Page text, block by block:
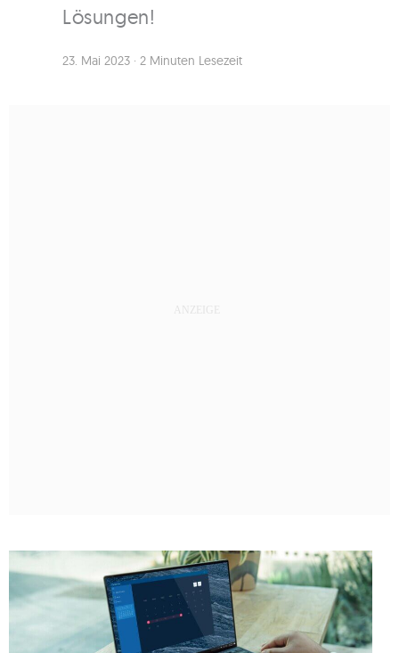
Lösungen!
23. Mai 2023 ·2 Minuten Lesezeit